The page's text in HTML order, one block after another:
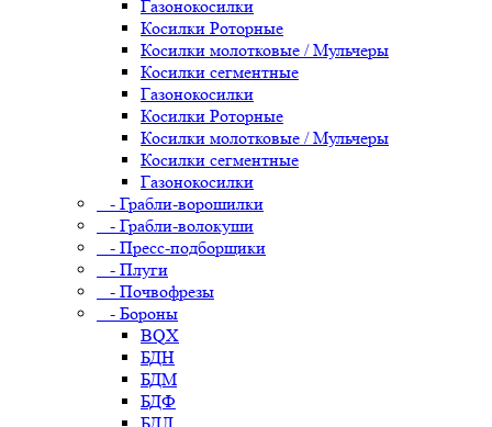
Газонокосилки
Косилки Роторные
Косилки молотковые / Мульчеры
Косилки сегментные
Газонокосилки
Косилки Роторные
Косилки молотковые / Мульчеры
Косилки сегментные
Газонокосилки
- Грабли-ворошилки
- Грабли-волокуши
- Пресс-подборщики
- Плуги
- Почвофрезы
- Бороны
BQX
БДН
БДМ
БДФ